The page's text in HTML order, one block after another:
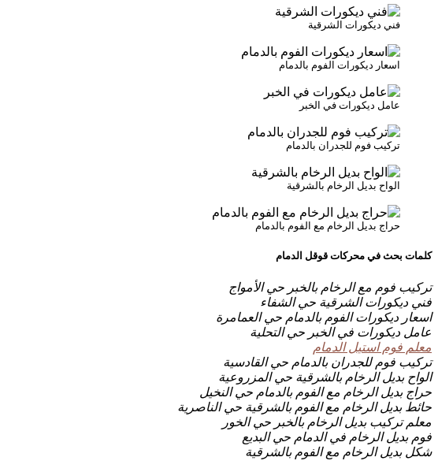
فني ديكورات الشرقية
اسعار ديكورات الفوم بالدمام
عامل ديكورات في الخبر
تركيب فوم للجدران بالدمام
الواح بديل الرخام بالشرقية
حراج بديل الرخام مع الفوم بالدمام
كلمات بحث في محركات قوقل الدمام
تركيب فوم مع الرخام بالخبر حي الأمواج
فني ديكورات الشرقية حي الشفاء
اسعار ديكورات الفوم بالدمام حي العمامرة
عامل ديكورات في الخبر حي التحلية
معلم فوم استيل الدمام
تركيب فوم للجدران بالدمام حي القادسية
الواح بديل الرخام بالشرقية حي المزروعية
حراج بديل الرخام مع الفوم بالدمام حي النخيل
حائط بديل الرخام مع الفوم بالشرقية حي الناصرية
معلم تركيب بديل الرخام بالخبر حي الخور
فوم بديل الرخام في الدمام حي البديع
شكل بديل الرخام مع الفوم بالشرقية